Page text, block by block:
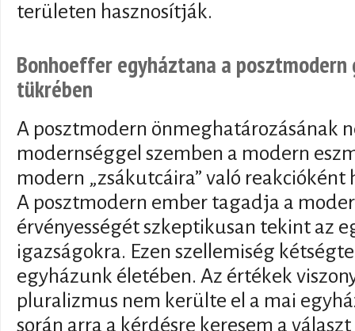
területen hasznosítják.
Bonhoeffer egyháztana a
tükrében
A posztmodern önmeghatározásának
modernséggel szemben a modern
modern „zsákutcáira” való
A posztmodern ember tagadja a
érvényességét szkeptikusan tekint az
igazságokra. Ezen szellemiség
egyházunk életében. Az értékek
pluralizmus nem kerülte el a mai
során arra a kérdésre keresem a